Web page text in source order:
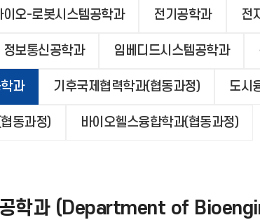
이오-로봇시스템공학과 전기공학과 전
정보통신공학과 임베디드시스템공학과
과 기후국제협력학과(협동과정) 도시
동과정) 바이오헬스융합학과(협동과정)
공학과 (Department of